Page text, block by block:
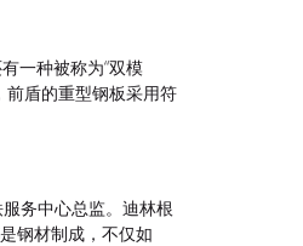
一种被称为“双模
前盾的重型钢板采用符
务中心总监。迪林根
钢材制成，不仅如